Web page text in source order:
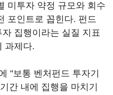
미투자 약정 규모와 회수
포인트로 꼽힌다. 펀드
집행이라는 실질 지표
과제다.
"보통 벤처펀드 투자기
간 내에 집행을 마치기